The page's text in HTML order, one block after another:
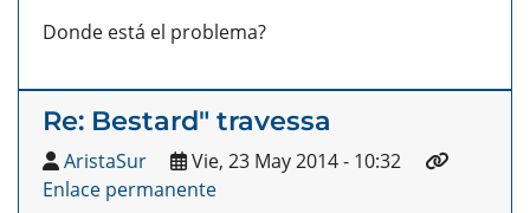
Donde está el problema?
Re: Bestard" travessa
AristaSur
Vie, 23 May 2014 - 10:32
Enlace permanente